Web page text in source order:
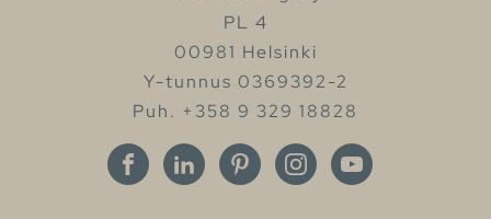
PL 4
00981 Helsinki
Y-tunnus 0369392-2
Puh. +358 9 329 18828